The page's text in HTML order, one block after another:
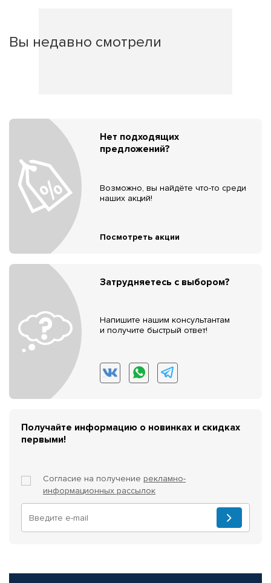
Вы недавно смотрели
Нет подходящих
предложений?
Возможно, вы найдёте что-то среди
наших акций!
Посмотреть акции
Затрудняетесь с выбором?
Напишите нашим консультантам
и получите быстрый ответ!
Получайте информацию о новинках и скидках
первыми!
Согласие на получение рекламно-
информационных рассылок